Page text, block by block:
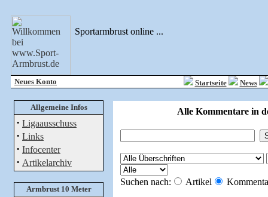
Sportarmbrust online ...
Neues Konto Startseite News
Allgemeine Infos
· Ligaausschuss
· Links
· Infocenter
· Artikelarchiv
Armbrust 10 Meter
Alle Kommentare in
Suchen nach: Artikel